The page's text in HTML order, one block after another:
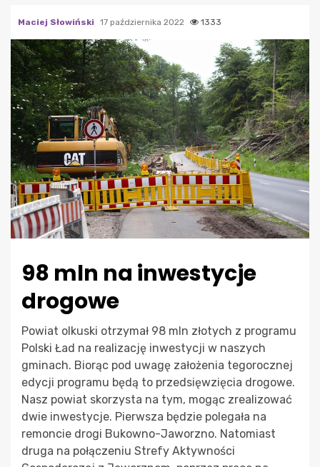
Maciej Słowiński 17 października 2022 1333
98 mln na inwestycje
drogowe
Powiat olkuski otrzymał 98 mln złotych z programu
Polski Ład na realizację inwestycji w naszych
gminach. Biorąc pod uwagę założenia tegorocznej
edycji programu będą to przedsięwzięcia drogowe.
Nasz powiat skorzysta na tym, mogąc zrealizować
dwie inwestycje. Pierwsza będzie polegała na
remoncie drogi Bukowno-Jaworzno. Natomiast
druga na połączeniu Strefy Aktywności